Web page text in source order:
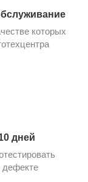
которых
дней
дефекте